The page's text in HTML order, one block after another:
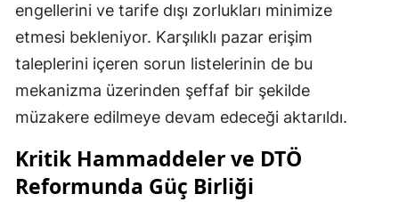
engellerini ve tarife dışı zorlukları minimize
etmesi bekleniyor. Karşılıklı pazar erişim
taleplerini içeren sorun listelerinin de bu
mekanizma üzerinden şeffaf bir şekilde
müzakere edilmeye devam edeceği aktarıldı.
Kritik Hammaddeler ve DTÖ
Reformunda Güç Birliği